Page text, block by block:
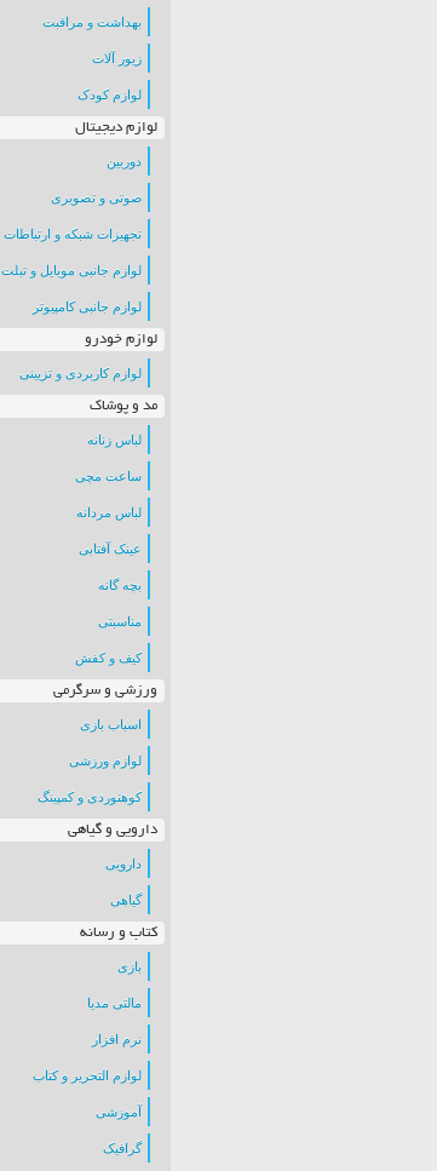
بهداشت و مراقبت
زیور آلات
لوازم کودک
لوازم دیجیتال
دوربین
صوتی و تصویری
تجهیزات شبکه و ارتباطات
لوازم جانبی موبایل و تبلت
لوازم جانبی کامپیوتر
لوازم خودرو
لوازم کاربردی و تزیینی
مد و پوشاک
لباس زنانه
ساعت مچی
لباس مردانه
عینک آفتابی
بچه گانه
مناسبتی
کیف و کفش
ورزشی و سرگرمی
اسباب بازی
لوازم ورزشی
کوهنوردی و کمپینگ
دارویی و گیاهی
دارویی
گیاهی
کتاب و رسانه
بازی
مالتی مدیا
نرم افزار
لوازم التحریر و کتاب
آموزشی
گرافیک